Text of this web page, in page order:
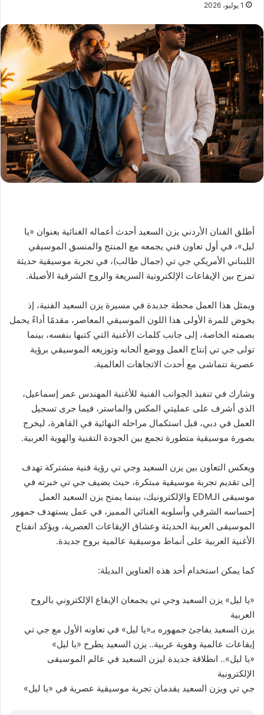
1 يوليو، 2026
أطلق الفنان الأردني يزن السعيد أحدث أعماله الغنائية بعنوان «يا
ليل»، في أول تعاون فني يجمعه مع المنتج والمنسق الموسيقي
اللبناني الأمريكي جي تي (جمال طالب)، في تجربة موسيقية حديثة
تمزج بين الإيقاعات الإلكترونية السريعة والروح الشرقية الأصيلة.
ويمثل هذا العمل محطة جديدة في مسيرة يزن السعيد الفنية، إذ
يخوض للمرة الأولى هذا اللون الموسيقي المعاصر، مقدمًا أداءً يحمل
بصمته الخاصة، إلى جانب كلمات الأغنية التي كتبها بنفسه، بينما
تولى جي تي إنتاج العمل ووضع ألحانه وتوزيعه الموسيقي برؤية
عصرية تتماشى مع أحدث الاتجاهات العالمية.
وشارك في تنفيذ الجوانب الفنية للأغنية المهندس عمر إسماعيل،
الذي أشرف على عمليتي المكس والماستر، فيما جرى تسجيل
العمل في دبي، قبل استكمال مراحله النهائية في القاهرة، ليخرج
بصورة موسيقية متطورة تجمع بين الجودة التقنية والهوية العربية.
ويعكس التعاون بين يزن السعيد وجي تي رؤية فنية مشتركة تهدف
إلى تقديم تجربة موسيقية مبتكرة، حيث يضيف جي تي خبرته في
موسيقى الـEDM والإلكترونيك، بينما يمنح يزن السعيد العمل
إحساسه الشرقي وأسلوبه الغنائي المميز، في عمل يستهدف جمهور
الموسيقى العربية الحديثة وعشاق الإيقاعات العصرية، ويؤكد انفتاح
الأغنية العربية على أنماط موسيقية عالمية بروح جديدة.
كما يمكن استخدام أحد هذه العناوين البديلة:
«يا ليل» يزن السعيد وجي تي يجمعان الإيقاع الإلكتروني بالروح
العربية
يزن السعيد يفاجئ جمهوره بـ«يا ليل» في تعاونه الأول مع جي تي
إيقاعات عالمية وهوية عربية.. يزن السعيد يطرح «يا ليل»
«يا ليل».. انطلاقة جديدة ليزن السعيد في عالم الموسيقى
الإلكترونية
جي تي ويزن السعيد يقدمان تجربة موسيقية عصرية في «يا ليل»